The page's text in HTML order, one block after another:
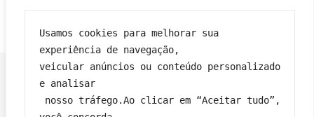
Usamos cookies para melhorar sua
experiência de navegação,
veicular anúncios ou conteúdo personalizado
e analisar
Franciane|Tema Bard por WP Royal.